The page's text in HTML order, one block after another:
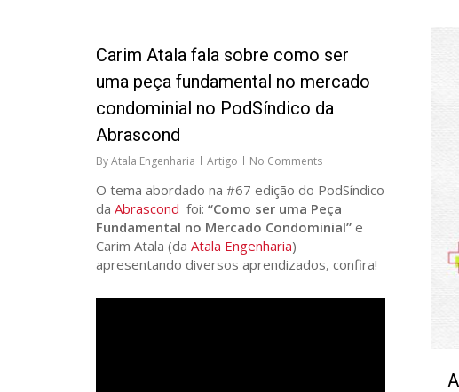
Carim Atala fala sobre como ser
uma peça fundamental no mercado
condominial no PodSíndico da
Abrascond
ByAtala Engenharia Artigo No Comments
O tema abordado na #67 edição do PodSíndico
da Abrascond foi: “Como ser uma Peça
Fundamental no Mercado Condominial” e
Carim Atala (da Atala Engenharia)
apresentando diversos aprendizados, confira!